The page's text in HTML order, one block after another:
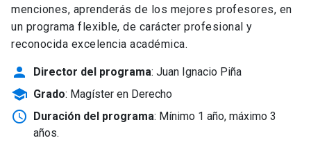
menciones, aprenderás de los mejores profesores, en
un programa flexible, de carácter profesional y
reconocida excelencia académica.
person Director del programa: Juan Ignacio Piña
school Grado: Magíster en Derecho
schedule Duración del programa: Mínimo 1 año, máximo 3
años.